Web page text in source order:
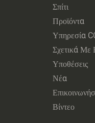
Σπίτι
Προϊόντα
Υπηρεσία
Σχετικά Με
Υποθέσεις
Νέα
Βίντεο